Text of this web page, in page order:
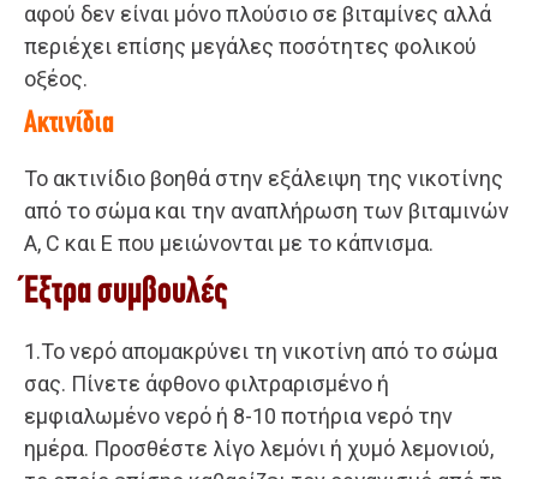
αφού δεν είναι μόνο πλούσιο σε βιταμίνες αλλά
περιέχει επίσης μεγάλες ποσότητες φολικού
οξέος.
Ακτινίδια
Το ακτινίδιο βοηθά στην εξάλειψη της νικοτίνης
από το σώμα και την αναπλήρωση των βιταμινών
Α, C και Ε που μειώνονται με το κάπνισμα.
Έξτρα συμβουλές
1.Το νερό απομακρύνει τη νικοτίνη από το σώμα
σας. Πίνετε άφθονο φιλτραρισμένο ή
εμφιαλωμένο νερό ή 8-10 ποτήρια νερό την
ημέρα. Προσθέστε λίγο λεμόνι ή χυμό λεμονιού,